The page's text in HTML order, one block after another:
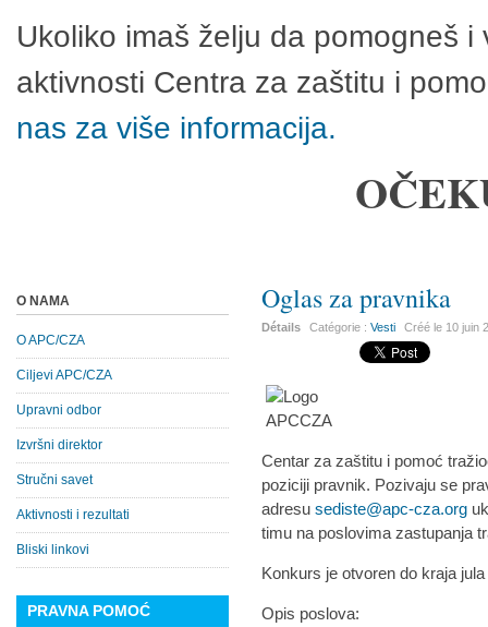
Ukoliko imaš želju da pomogneš
aktivnosti Centra za zaštitu i
nas za više informacija.
Oglas za pravnika
Détails Catégorie :Vesti Créé le 10 juin
Centar za zaštitu i pomoć
poziciji pravnik. Pozivaju se
adresusediste@apc-cza.org
timu na poslovima zastupanja
Konkurs je otvorendo kraja
Opis poslova:
O NAMA
O APC/CZA
Ciljevi APC/CZA
Upravni odbor
Izvršni direktor
Stručni savet
Aktivnosti i rezultati
Bliski linkovi
PRAVNA POMOĆ